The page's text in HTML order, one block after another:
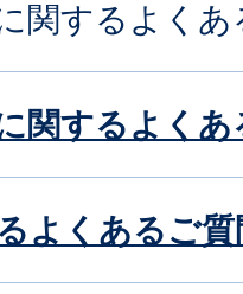
関するよくあ
関するよく
よくあるご質